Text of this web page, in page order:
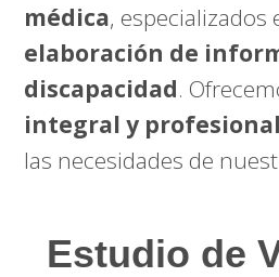
médica, especializados
elaboración de
discapacidad.
integral y profesional
las necesidades de
Estudio de